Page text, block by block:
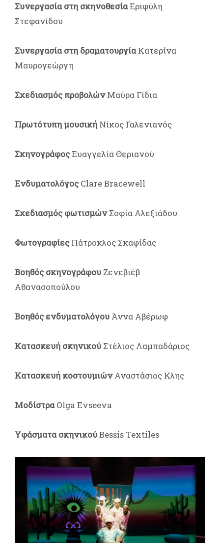
Συνεργασία στη σκηνοθεσίαΕριφύλη
Στεφανίδου
Συνεργασία στη δραματουργίαΚατερίνα
Μαυρογεώργη
Σχεδιασμός προβολώνΜαύρα Γίδια
Πρωτότυπη μουσική Νίκος Γαλενιανός
ΣκηνογράφοςΕυαγγελία Θεριανού
ΕνδυματολόγοςClare Bracewell
Σχεδιασμός φωτισμώνΣοφία Αλεξιάδου
ΦωτογραφίεςΠάτροκλος Σκαφίδας
Βοηθός σκηνογράφου Ζενεβιέβ
Αθανασοπούλου
Βοηθός ενδυματολόγου Άννα Αβέρωφ
Κατασκευή σκηνικού Στέλιος Λαμπαδάριος
Κατασκευή κοστουμιώνΑναστάσιος Κλης
ΜοδίστραOlga Evseeva
Υφάσματα σκηνικούBessis Textiles